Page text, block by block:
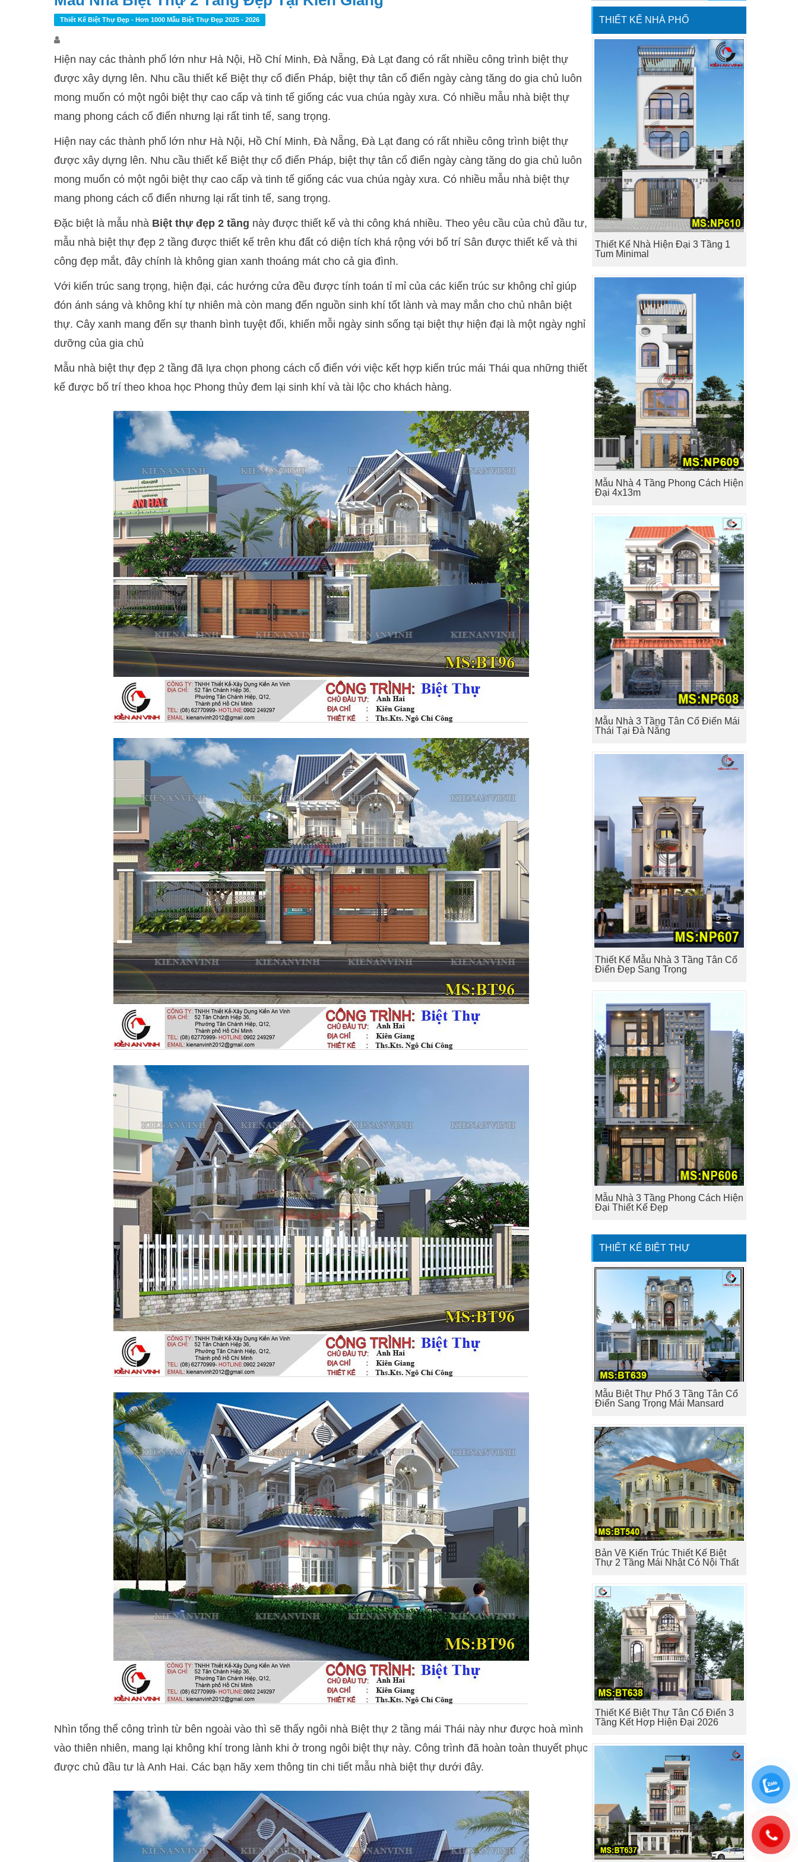
Thiết Kế Biệt Thự Đẹp - Hơn 1000 Mẫu Biệt Thự Đẹp 2025 - 2026
Hiện nay các thành phố lớn như Hà Nội, Hồ Chí Minh, Đà Nẵng, Đà Lạt đang có rất nhiều công trình biệt thự
được xây dựng lên. Nhu cầu thiết kế Biệt thự cổ điển Pháp, biệt thự tân cổ điển ngày càng tăng do gia chủ luôn
mong muốn có một ngôi biệt thự cao cấp và tinh tế giống các vua chúa ngày xưa. Có nhiều mẫu nhà biệt thự
mang phong cách cổ điển nhưng lại rất tinh tế, sang trọng.
Hiện nay các thành phố lớn như Hà Nội, Hồ Chí Minh, Đà Nẵng, Đà Lạt đang có rất nhiều công trình biệt thự
được xây dựng lên. Nhu cầu thiết kế Biệt thự cổ điển Pháp, biệt thự tân cổ điển ngày càng tăng do gia chủ luôn
mong muốn có một ngôi biệt thự cao cấp và tinh tế giống các vua chúa ngày xưa. Có nhiều mẫu nhà biệt thự
mang phong cách cổ điển nhưng lại rất tinh tế, sang trọng.
Đặc biệt là mẫu nhà Biệt thự đẹp 2 tầng này được thiết kế và thi công khá nhiều. Theo yêu cầu của chủ đầu tư,
mẫu nhà biệt thự đẹp 2 tầng được thiết kế trên khu đất có diện tích khá rộng với bố trí Sân được thiết kế và thi
công đẹp mắt, đây chính là không gian xanh thoáng mát cho cả gia đình.
Với kiến trúc sang trọng, hiện đại, các hướng cửa đều được tính toán tỉ mỉ của các kiến trúc sư không chỉ giúp
đón ánh sáng và không khí tự nhiên mà còn mang đến nguồn sinh khí tốt lành và may mắn cho chủ nhân biệt
thự. Cây xanh mang đến sự thanh bình tuyệt đối, khiến mỗi ngày sinh sống tại biệt thự hiện đại là một ngày nghỉ
dưỡng của gia chủ
Mẫu nhà biệt thự đẹp 2 tầng đã lựa chọn phong cách cổ điển với việc kết hợp kiến trúc mái Thái qua những thiết
kế được bố trí theo khoa học Phong thủy đem lại sinh khí và tài lộc cho khách hàng.
Nhìn tổng thể công trình từ bên ngoài vào thì sẽ thấy ngôi nhà Biệt thự 2 tầng mái Thái này như được hoà mình
vào thiên nhiên, mang lại không khí trong lành khi ở trong ngôi biệt thự này. Công trình đã hoàn toàn thuyết phục
được chủ đầu tư là Anh Hai. Các bạn hãy xem thông tin chi tiết mẫu nhà biệt thự dưới đây.
THIẾT KẾ NHÀ PHỐ
Thiết Kế Nhà Hiện Đại 3 Tầng 1
Tum Minimal
Mẫu Nhà 4 Tầng Phong Cách Hiện
Đại 4x13m
Mẫu Nhà 3 Tầng Tân Cổ Điển Mái
Thái Tại Đà Nẵng
Thiết Kế Mẫu Nhà 3 Tầng Tân Cổ
Điển Đẹp Sang Trọng
Mẫu Nhà 3 Tầng Phong Cách Hiện
Đại Thiết Kế Đẹp
THIẾT KẾ BIỆT THỰ
Mẫu Biệt Thự Phố 3 Tầng Tân Cổ
Điển Sang Trọng Mái Mansard
Bản Vẽ Kiến Trúc Thiết Kế Biệt
Thự 2 Tầng Mái Nhật Có Nội Thất
Thiết Kế Biệt Thự Tân Cổ Điển 3
Tầng Kết Hợp Hiện Đại 2026